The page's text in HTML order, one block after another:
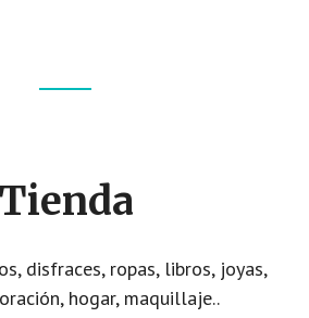
Tienda
disfraces, ropas, libros, joyas,
hogar, maquillaje..